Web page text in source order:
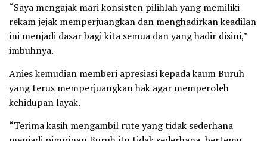
“Saya mengajak mari konsisten pilihlah yang memiliki
rekam jejak memperjuangkan dan menghadirkan keadilan
ini menjadi dasar bagi kita semua dan yang hadir disini,”
imbuhnya.
Anies kemudian memberi apresiasi kepada kaum Buruh
yang terus memperjuangkan hak agar memperoleh
kehidupan layak.
“Terima kasih mengambil rute yang tidak sederhana